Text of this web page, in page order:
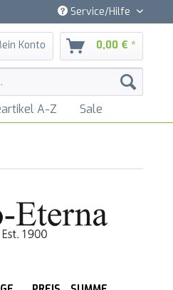
Service/Hilfe
Konto 0,00 € *
A-Z Sale